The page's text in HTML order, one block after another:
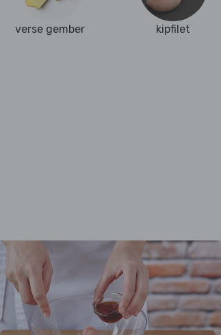
verse gember kipfilet